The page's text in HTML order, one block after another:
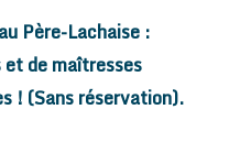
Père-Lachaise :
et de maîtresses
! (Sans réservation).